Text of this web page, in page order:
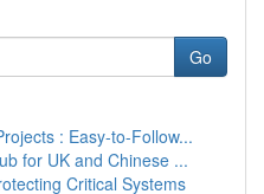
Go
: Easy-to-Follow...
for UK and Chinese ...
Critical Systems